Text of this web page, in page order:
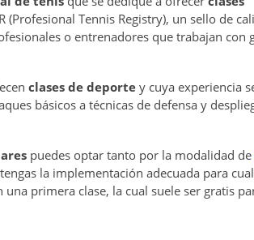
Tennis Registry), un sello de
o entrenadores que trabajan con
clases de deporte y cuya experiencia
básicos a técnicas de defensa y
puedes optar tanto por la modalidad de
la implementación adecuada para
primera clase, la cual suele ser gratis